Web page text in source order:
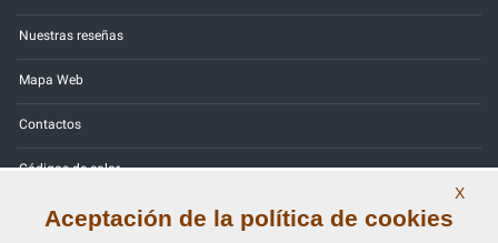
Nuestras reseñas
Mapa Web
Contactos
Códigos de color
Política de Privacidad - RGPD
X
Aceptación de la política de cookies